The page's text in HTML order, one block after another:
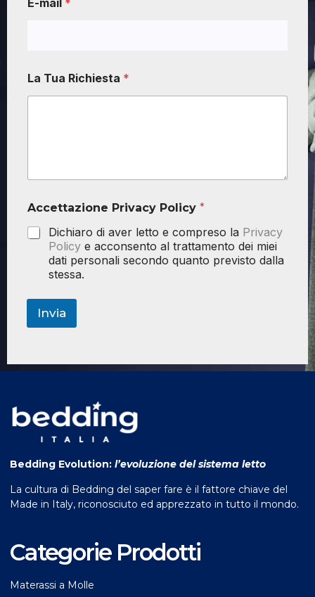
E-mail *
La Tua Richiesta *
Accettazione Privacy Policy *
Dichiaro di aver letto e compreso la Privacy
Policy e acconsento al trattamento dei miei
dati personali secondo quanto previsto dalla
stessa.
Invia
Bedding Evolution: l’evoluzione del sistema letto
La cultura di Bedding del saper fare è il fattore chiave del
Made in Italy, riconosciuto ed apprezzato in tutto il mondo.
Categorie Prodotti
Materassi a Molle